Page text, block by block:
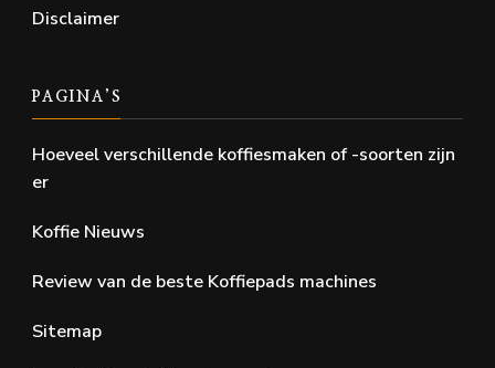
Disclaimer
PAGINA’S
Hoeveel verschillende koffiesmaken of -soorten zijn
er
Koffie Nieuws
Review van de beste Koffiepads machines
Sitemap